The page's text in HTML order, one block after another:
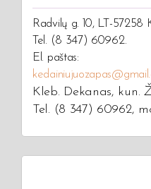
Radvilų g. 10, LT-57258
Tel. (8 347) 60962.
El. paštas:
Kleb. Dekanas, kun.
Tel. (8 347) 60962,